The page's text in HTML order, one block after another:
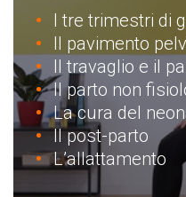
I tre trimestri di
Il pavimento
Il travaglio e il
Il parto non
La cura del
Il post-parto
L’allattamento